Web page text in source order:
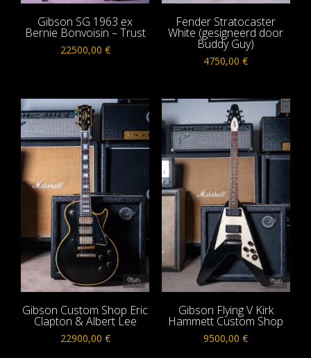
Gibson SG 1963 ex
Bernie Bonvoisin – Trust
22500,00 €
Fender Stratocaster
White (gesigneerd door
Buddy Guy)
4750,00€
Gibson Custom Shop Eric
Clapton & Albert Lee
22900,00 €
Gibson Flying V Kirk
Hammett Custom Shop
9500,00€